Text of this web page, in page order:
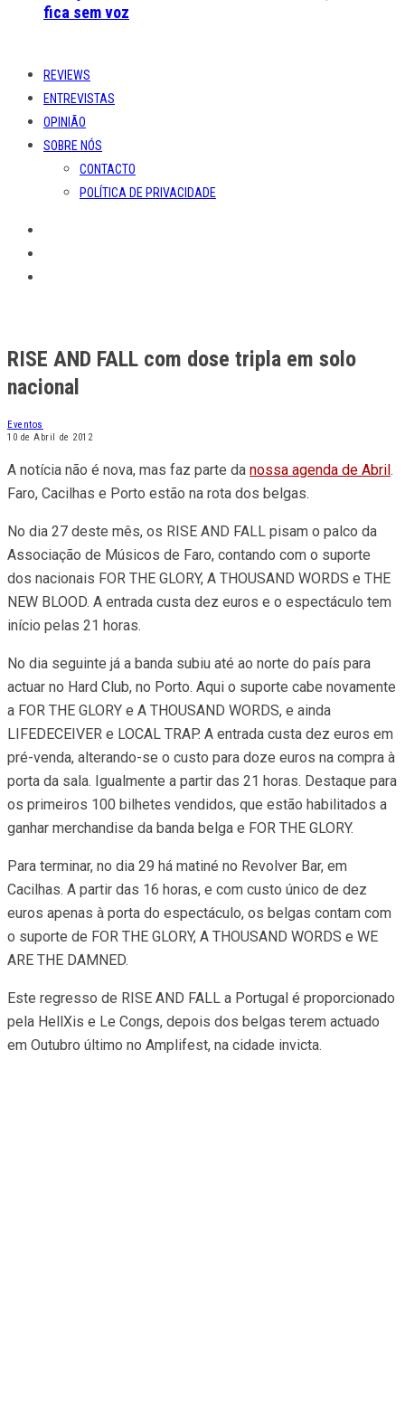
fica sem voz
REVIEWS
ENTREVISTAS
OPINIÃO
SOBRE NÓS
CONTACTO
POLÍTICA DE PRIVACIDADE
RISE AND FALL com dose tripla em solo
nacional
Eventos
10 de Abril de 2012
A notícia não é nova, mas faz parte da nossa agenda de Abril .
Faro, Cacilhas e Porto estão na rota dos belgas.
No dia 27 deste mês, os RISE AND FALL pisam o palco da
Associação de Músicos de Faro, contando com o suporte
dos nacionais FOR THE GLORY, A THOUSAND WORDS e THE
NEW BLOOD. A entrada custa dez euros e o espectáculo tem
início pelas 21 horas.
No dia seguinte já a banda subiu até ao norte do país para
actuar no Hard Club, no Porto. Aqui o suporte cabe novamente
a FOR THE GLORY e A THOUSAND WORDS, e ainda
LIFEDECEIVER e LOCAL TRAP. A entrada custa dez euros em
pré-venda, alterando-se o custo para doze euros na compra à
porta da sala. Igualmente a partir das 21 horas. Destaque para
os primeiros 100 bilhetes vendidos, que estão habilitados a
ganhar merchandise da banda belga e FOR THE GLORY.
Para terminar, no dia 29 há matiné no Revolver Bar, em
Cacilhas. A partir das 16 horas, e com custo único de dez
euros apenas à porta do espectáculo, os belgas contam com
o suporte de FOR THE GLORY, A THOUSAND WORDS e WE
ARE THE DAMNED.
Este regresso de RISE AND FALL a Portugal é proporcionado
pela HellXis e Le Congs, depois dos belgas terem actuado
em Outubro último no Amplifest, na cidade invicta.